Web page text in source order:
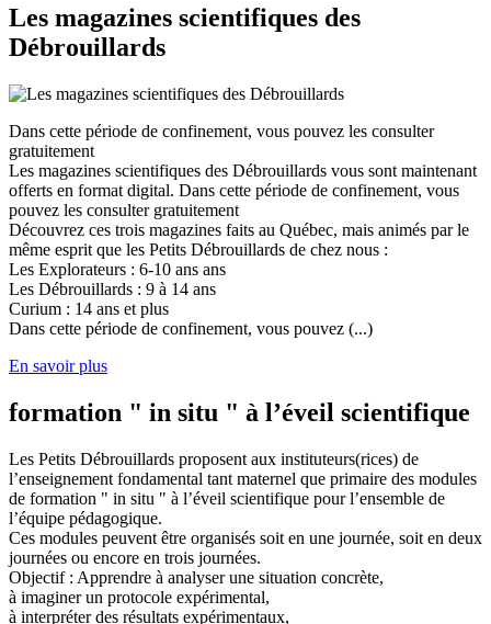
Les magazines scientifiques des
Débrouillards
Dans cette période de confinement, vous pouvez les consulter
gratuitement
Les magazines scientifiques des Débrouillards vous sont maintenant
offerts en format digital. Dans cette période de confinement, vous
pouvez les consulter gratuitement
Découvrez ces trois magazines faits au Québec, mais animés par le
même esprit que les Petits Débrouillards de chez nous :
Les Explorateurs : 6-10 ans ans
Les Débrouillards : 9 à 14 ans
Curium : 14 ans et plus
Dans cette période de confinement, vous pouvez (...)
En savoir plus
formation " in situ " à l’éveil scientifique
Les Petits Débrouillards proposent aux instituteurs(rices) de
l’enseignement fondamental tant maternel que primaire des modules
de formation " in situ " à l’éveil scientifique pour l’ensemble de
l’équipe pédagogique.
Ces modules peuvent être organisés soit en une journée, soit en deux
journées ou encore en trois journées.
Objectif : Apprendre à analyser une situation concrète,
à imaginer un protocole expérimental,
à interpréter des résultats expérimentaux,